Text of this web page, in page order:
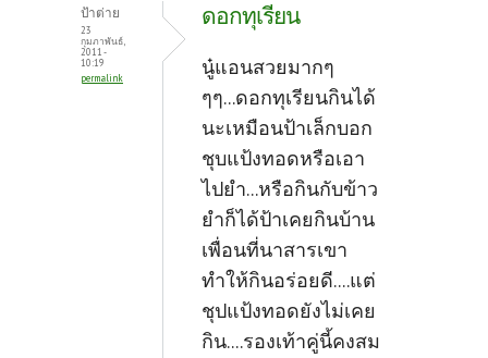
ป้าต่าย
23
กุมภาพันธ์,
2011 -
10:19
permalink
ดอกทุเรียน
นู๋แอนสวยมากๆ
ๆๆ...ดอกทุเรียนกินได้
นะเหมือนป้าเล็กบอก
ชุบแป้งทอดหรือเอา
ไปยำ...หรือกินกับข้าว
ยำก็ได้ป้าเคยกินบ้าน
เพื่อนที่นาสารเขา
ทำให้กินอร่อยดี....แต่
ชุปแป้งทอดยังไม่เคย
กิน....รองเท้าคู่นี้คงสม